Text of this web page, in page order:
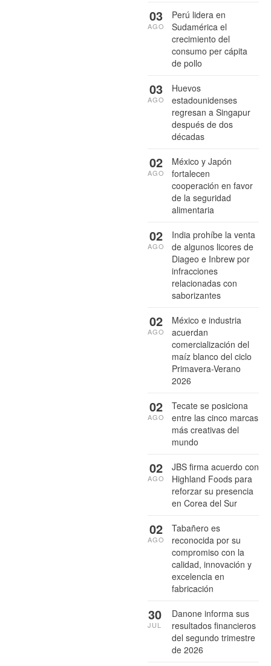
Perú lidera en
Sudamérica el
crecimiento del
consumo per cápita
de pollo
03
AGO
Huevos
estadounidenses
regresan a Singapur
después de dos
décadas
03
AGO
México y Japón
fortalecen
cooperación en favor
de la seguridad
alimentaria
02
AGO
India prohíbe la venta
de algunos licores de
Diageo e Inbrew por
infracciones
relacionadas con
saborizantes
02
AGO
México e industria
acuerdan
comercialización del
maíz blanco del ciclo
Primavera-Verano
2026
02
AGO
Tecate se posiciona
entre las cinco marcas
más creativas del
mundo
02
AGO
JBS firma acuerdo con
Highland Foods para
reforzar su presencia
en Corea del Sur
02
AGO
Tabañero es
reconocida por su
compromiso con la
calidad, innovación y
excelencia en
fabricación
02
AGO
Danone informa sus
resultados financieros
del segundo trimestre
de 2026
30
JUL